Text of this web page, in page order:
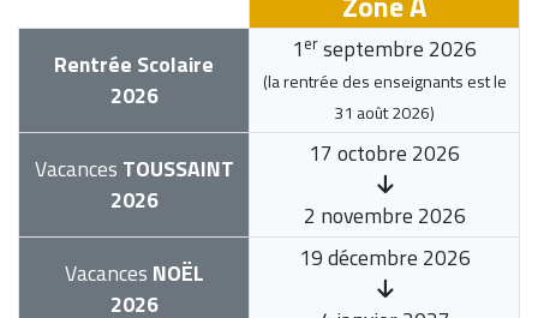
Rentrée Scolaire
2026
1 er septembre 2026
(la rentrée des enseignants est le
31 août 2026)
Vacances TOUSSAINT
2026
17 octobre 2026
2 novembre 2026
Vacances NOËL
2026
19 décembre 2026